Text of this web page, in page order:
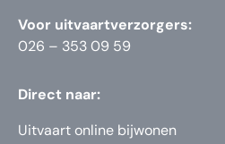
Voor uitvaartverzorgers:
026 – 353 09 59
Direct naar:
Uitvaart online bijwonen